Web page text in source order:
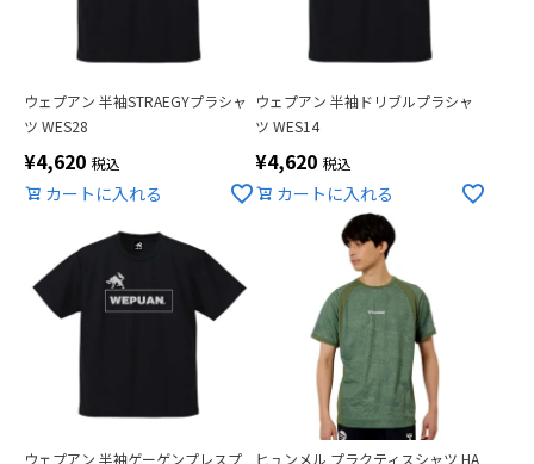
ウェプアン 半袖STRAEGYプラシャ
ツ WES28
¥4,620 税込
カートに入れる
ウェプアン 半袖ドリブルプラシャ
ツ WES14
¥4,620 税込
カートに入れる
ウェプアン 半袖ゲーゲンプレスプ
ヒュンメル プラクティスシャツ HA